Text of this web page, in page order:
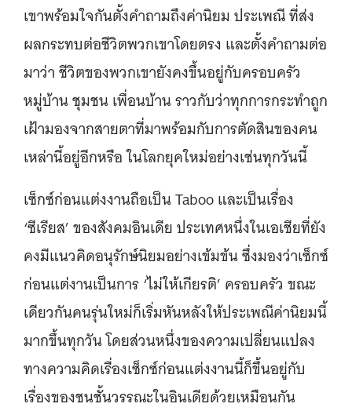
เขาพร้อมใจกันตั้งคำถามถึงค่านิยม ประเพณี ที่ส่ง
ผลกระทบต่อชีวิตพวกเขาโดยตรง และตั้งคำถามต่อ
มาว่า ชีวิตของพวกเขายังคงขึ้นอยู่กับครอบครัว
หมู่บ้าน ชุมชน เพื่อนบ้าน ราวกับว่าทุกการกระทำถูก
เฝ้ามองจากสายตาที่มาพร้อมกับการตัดสินของคน
เหล่านี้อยู่อีกหรือ ในโลกยุคใหม่อย่างเช่นทุกวันนี้
เซ็กซ์ก่อนแต่งงานถือเป็น Taboo และเป็นเรื่อง
‘ซีเรียส’ ของสังคมอินเดีย ประเทศหนึ่งในเอเชียที่ยัง
คงมีแนวคิดอนุรักษ์นิยมอย่างเข้มข้น ซึ่งมองว่าเซ็กซ์
ก่อนแต่งานเป็นการ ‘ไม่ให้เกียรติ’ ครอบครัว ขณะ
เดียวกันคนรุ่นใหม่ก็เริ่มหันหลังให้ประเพณีค่านิยมนี้
มากขึ้นทุกวัน โดยส่วนหนึ่งของความเปลี่ยนแปลง
ทางความคิดเรื่องเซ็กซ์ก่อนแต่งงานนี้ก็ขึ้นอยู่กับ
เรื่องของชนชั้นวรรณะในอินเดียด้วยเหมือนกัน